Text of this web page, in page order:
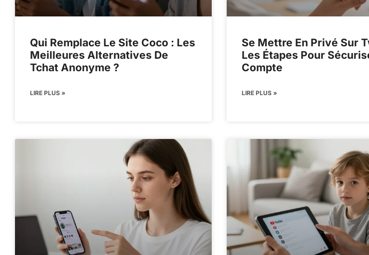
Qui Remplace Le Site Coco : Les
Meilleures Alternatives De
Tchat Anonyme ?
LIRE PLUS »
Se Mettre En Privé Sur
Les Étapes Pour
Compte
LIRE PLUS »